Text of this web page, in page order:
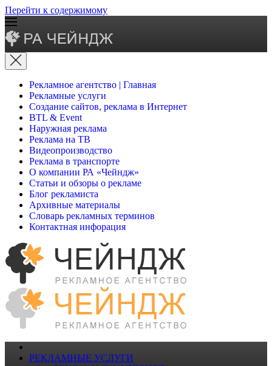
Перейти к содержимому
Рекламное агентство | Главная
Рекламные услуги
Создание сайтов, реклама в Интернет
BTL & Event
Наружная реклама
Реклама на ТВ
Видеопроизводство
Реклама в транспорте
О компании РА «Чейндж»
Статьи и обзоры о рекламе
Блог рекламиста
Архивные материалы
Словарь рекламных терминов
Контактная инфорация
РЕКЛАМНЫЕ УСЛУГИ